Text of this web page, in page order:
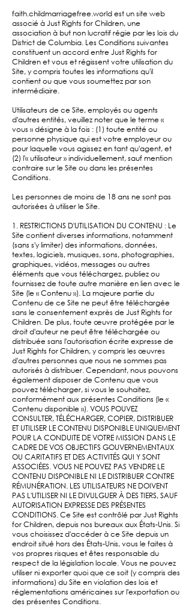
faith.childmarriagefree.world est un site web
associé à Just Rights for Children, une
association à but non lucratif régie par les lois du
District de Columbia. Les Conditions suivantes
constituent un accord entre Just Rights for
Children et vous et régissent votre utilisation du
Site, y compris toutes les informations qu'il
contient ou que vous soumettez par son
intermédiaire.
Utilisateurs de ce Site, employés ou agents
d'autres entités, veuillez noter que le terme «
vous » désigne à la fois : (1) toute entité ou
personne physique qui est votre employeur ou
pour laquelle vous agissez en tant qu'agent, et
(2) l'« utilisateur » individuellement, sauf mention
contraire sur le Site ou dans les présentes
Conditions.
Les personnes de moins de 18 ans ne sont pas
autorisées à utiliser le Site.
1. RESTRICTIONS D'UTILISATION DU CONTENU : Le
Site contient diverses informations, notamment
(sans s'y limiter) des informations, données,
textes, logiciels, musiques, sons, photographies,
graphiques, vidéos, messages ou autres
éléments que vous téléchargez, publiez ou
fournissez de toute autre manière en lien avec le
Site (le « Contenu »). La majeure partie du
Contenu de ce Site ne peut être téléchargée
sans le consentement exprès de Just Rights for
Children. De plus, toute œuvre protégée par le
droit d'auteur ne peut être téléchargée ou
distribuée sans l'autorisation écrite expresse de
Just Rights for Children, y compris les œuvres
d'autres personnes que nous ne sommes pas
autorisés à distribuer. Cependant, nous pouvons
également disposer de Contenu que vous
pouvez télécharger, si vous le souhaitez,
conformément aux présentes Conditions (le «
Contenu disponible »). VOUS POUVEZ
CONSULTER, TÉLÉCHARGER, COPIER, DISTRIBUER
ET UTILISER LE CONTENU DISPONIBLE UNIQUEMENT
POUR LA CONDUITE DE VOTRE MISSION DANS LE
CADRE DE VOS OBJECTIFS GOUVERNEMENTAUX
OU CARITATIFS ET DES ACTIVITÉS QUI Y SONT
ASSOCIÉES. VOUS NE POUVEZ PAS VENDRE LE
CONTENU DISPONIBLE NI LE DISTRIBUER CONTRE
RÉMUNÉRATION. LES UTILISATEURS NE DOIVENT
PAS L'UTILISER NI LE DIVULGUER À DES TIERS, SAUF
AUTORISATION EXPRESSE DES PRÉSENTES
CONDITIONS. Ce Site est contrôlé par Just Rights
for Children, depuis nos bureaux aux États-Unis. Si
vous choisissez d'accéder à ce Site depuis un
endroit situé hors des États-Unis, vous le faites à
vos propres risques et êtes responsable du
respect de la législation locale. Vous ne pouvez
utiliser ni exporter quoi que ce soit (y compris des
informations) du Site en violation des lois et
réglementations américaines sur l'exportation ou
des présentes Conditions.